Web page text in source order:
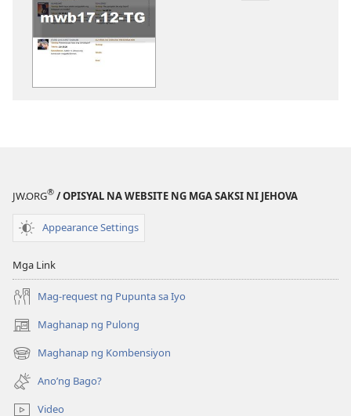
Disyembre 2017
JW.ORG® / OPISYAL NA WEBSITE NG MGA SAKSI NI JEHOVA
Appearance Settings
Mga Link
Mag-request ng Pupunta sa Iyo
Maghanap ng Pulong
(may
bubukas
na
bagong
window)
Maghanap ng Kombensiyon
(may
bubukas
na
bagong
Ano’ng Bago?
Video